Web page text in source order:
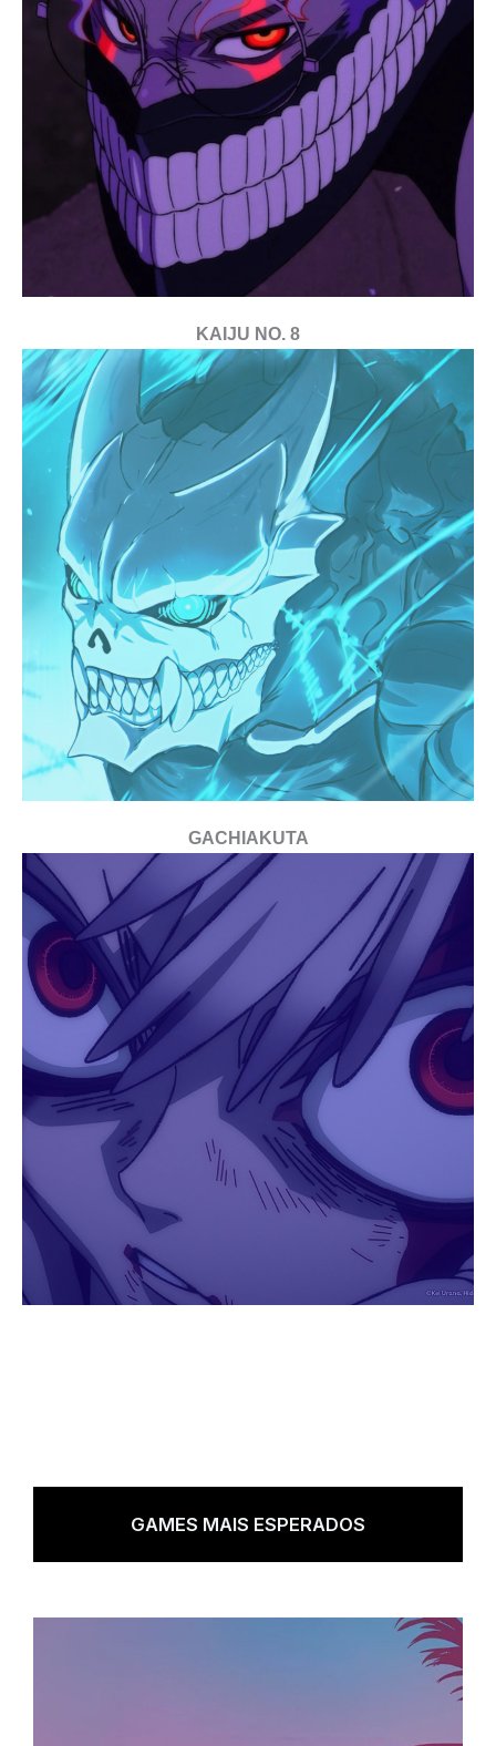
KAIJU NO. 8
GACHIAKUTA
GAMES MAIS ESPERADOS